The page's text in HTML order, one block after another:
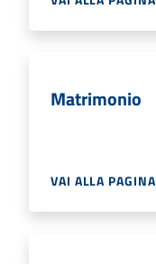
Matrimonio
VAI ALLA PAGINA